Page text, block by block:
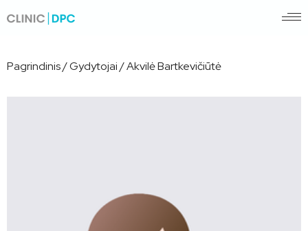
Pagrindinis/Gydytojai/Akvilė Bartkevičiūtė